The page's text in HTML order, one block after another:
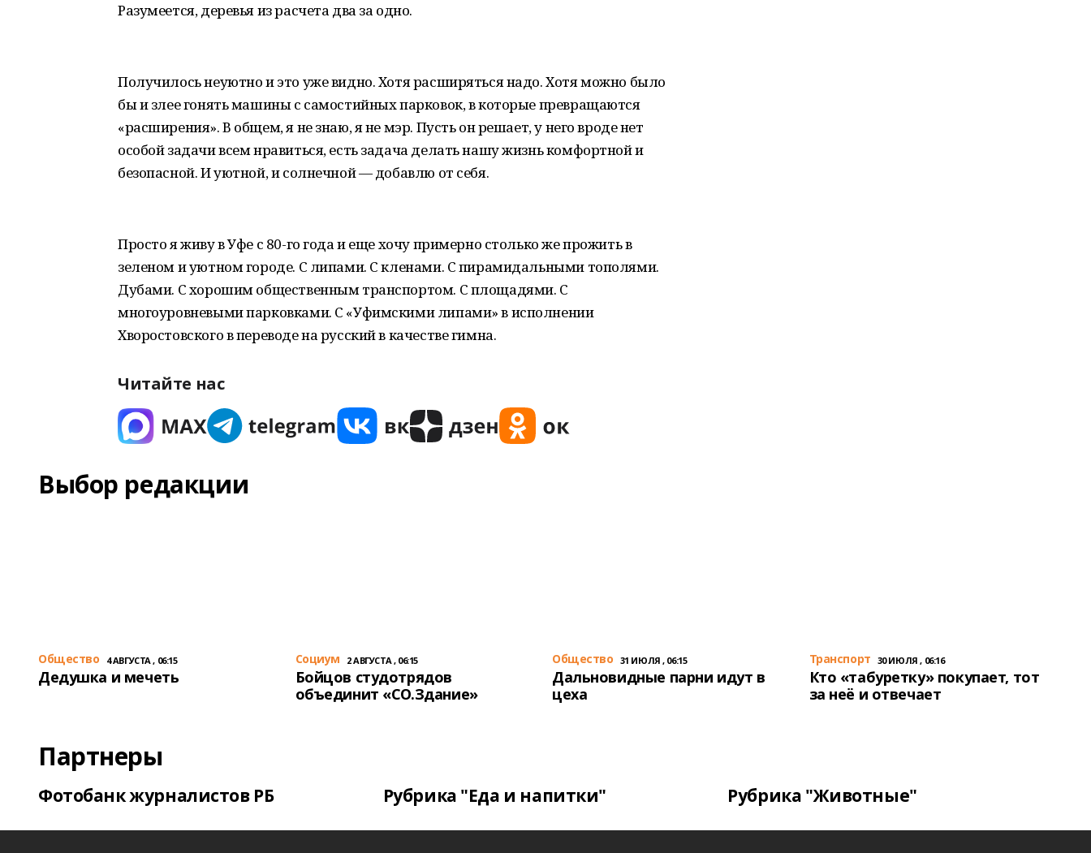
Разумеется, деревья из расчета два за одно.
Получилось неуютно и это уже видно. Хотя расширяться надо. Хотя можно было
бы и злее гонять машины с самостийных парковок, в которые превращаются
«расширения». В общем, я не знаю, я не мэр. Пусть он решает, у него вроде нет
особой задачи всем нравиться, есть задача делать нашу жизнь комфортной и
безопасной. И уютной, и солнечной — добавлю от себя.
Просто я живу в Уфе с 80-го года и еще хочу примерно столько же прожить в
зеленом и уютном городе. С липами. С кленами. С пирамидальными тополями.
Дубами. С хорошим общественным транспортом. С площадями. С
многоуровневыми парковками. С «Уфимскими липами» в исполнении
Хворостовского в переводе на русский в качестве гимна.
Читайте нас
Выбор редакции
Общество 4 АВГУСТА , 06:15
Дедушка и мечеть
Cоциум 2 АВГУСТА , 06:15
Бойцов студотрядов
объединит «СО.Здание»
Общество 31 ИЮЛЯ , 06:15
Дальновидные парни идут в
цеха
Транспорт 30 ИЮЛЯ , 06:16
Кто «табуретку» покупает, тот
за неё и отвечает
Партнеры
Фотобанк журналистов РБ Рубрика "Еда и напитки" Рубрика "Животные"